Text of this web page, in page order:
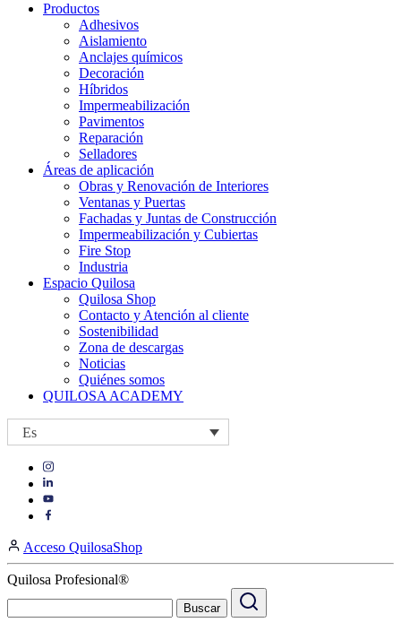
Productos
Adhesivos
Aislamiento
Anclajes químicos
Decoración
Híbridos
Impermeabilización
Pavimentos
Reparación
Selladores
Áreas de aplicación
Obras y Renovación de Interiores
Ventanas y Puertas
Fachadas y Juntas de Construcción
Impermeabilización y Cubiertas
Fire Stop
Industria
Espacio Quilosa
Quilosa Shop
Contacto y Atención al cliente
Sostenibilidad
Zona de descargas
Noticias
Quiénes somos
QUILOSA ACADEMY
Es
Visit
https://www.instagram.com/quilosa_selena/
Visit
our
Visit
page
https://www.facebook.com/QuilosaSelenaIberia/
page
Acceso QuilosaShop
Quilosa Profesional®